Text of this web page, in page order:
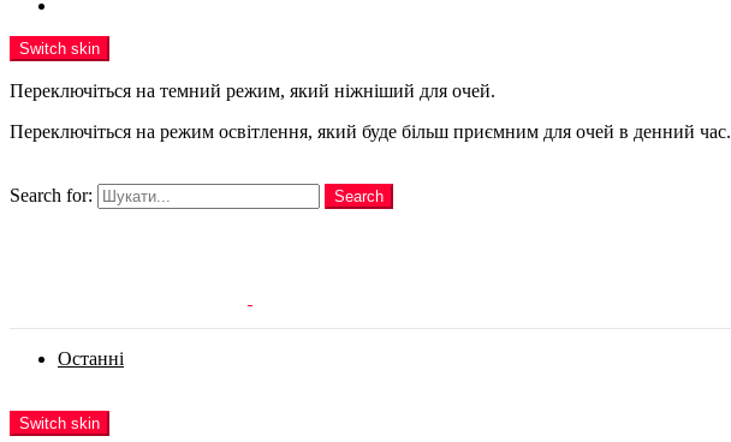
Switch skin
Переключіться на темний режим, який ніжніший для очей.
Переключіться на режим освітлення, який буде більш приємним для очей в денний час.
Search for:
Search
Останні
Switch skin